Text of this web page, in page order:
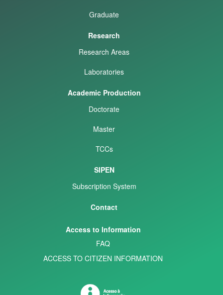
Graduate
Research
Research Areas
Laboratories
Academic Production
Doctorate
Master
TCCs
SIPEN
Subscription System
Contact
Access to Information
FAQ
ACCESS TO CITIZEN INFORMATION